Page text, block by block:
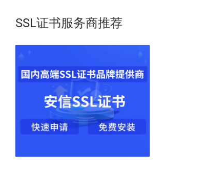
SSL证书服务商推荐